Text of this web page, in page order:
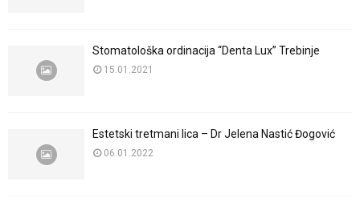
Stomatološka ordinacija “Denta Lux” Trebinje
15.01.2021
Estetski tretmani lica – Dr Jelena Nastić Đogović
06.01.2022